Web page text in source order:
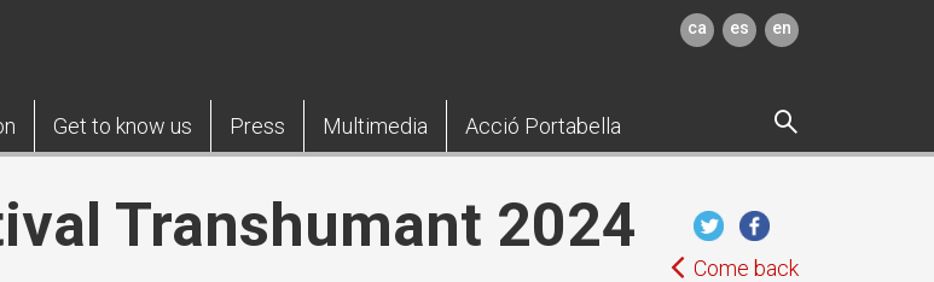
ca es en
Get to know us Press Multimedia Acció Portabella
Transhumant 2024
Come back